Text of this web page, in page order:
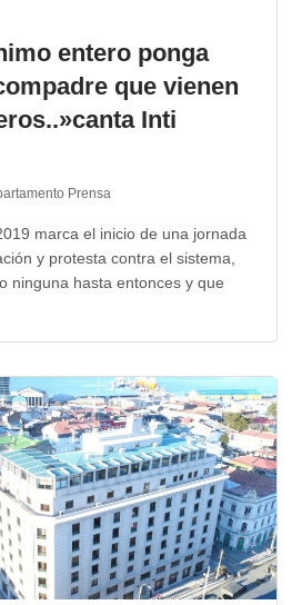
entero ponga
que vienen
Inti
Prensa
marca el inicio de una jornada
y protesta contra el sistema,
ninguna hasta entonces y que